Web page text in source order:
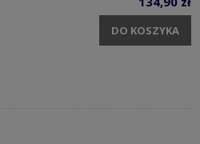
DO KOSZYKA